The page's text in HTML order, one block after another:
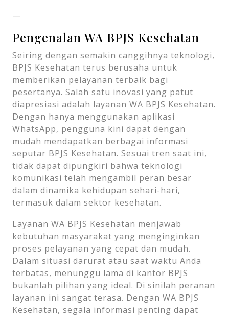
—
Pengenalan WA BPJS Kesehatan
Seiring dengan semakin canggihnya teknologi,
BPJS Kesehatan terus berusaha untuk
memberikan pelayanan terbaik bagi
pesertanya. Salah satu inovasi yang patut
diapresiasi adalah layanan WA BPJS Kesehatan.
Dengan hanya menggunakan aplikasi
WhatsApp, pengguna kini dapat dengan
mudah mendapatkan berbagai informasi
seputar BPJS Kesehatan. Sesuai tren saat ini,
tidak dapat dipungkiri bahwa teknologi
komunikasi telah mengambil peran besar
dalam dinamika kehidupan sehari-hari,
termasuk dalam sektor kesehatan.
Layanan WA BPJS Kesehatan menjawab
kebutuhan masyarakat yang menginginkan
proses pelayanan yang cepat dan mudah.
Dalam situasi darurat atau saat waktu Anda
terbatas, menunggu lama di kantor BPJS
bukanlah pilihan yang ideal. Di sinilah peranan
layanan ini sangat terasa. Dengan WA BPJS
Kesehatan, segala informasi penting dapat